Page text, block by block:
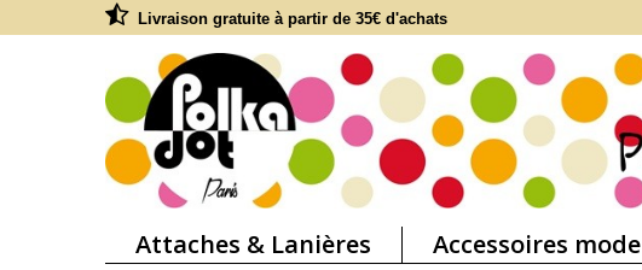
Livraison gratuite à partir de 35€ d'achats
Attaches & Lanières Accessoires mode